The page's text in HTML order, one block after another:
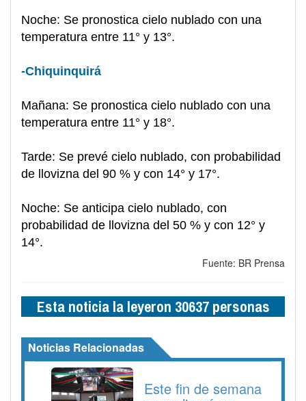
Noche: Se pronostica cielo nublado con una
temperatura entre 11° y 13°.
-Chiquinquirá
Mañana: Se pronostica cielo nublado con una
temperatura entre 11° y 18°.
Tarde: Se prevé cielo nublado, con probabilidad
de llovizna del 90 % y con 14° y 17°.
Noche: Se anticipa cielo nublado, con
probabilidad de llovizna del 50 % y con 12° y
14°.
Fuente: BR Prensa
Esta noticia la leyeron 30637 personas
Noticias Relacionadas
Este fin de semana